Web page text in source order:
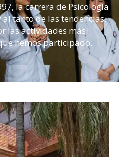
la carrera de Psicología
tanto de las tendencias.
las actividades más
hemos participado.